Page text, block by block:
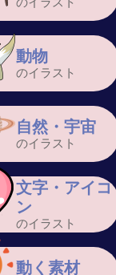
動物
のイラスト
自然・宇宙
のイラスト
文字・アイコ
ン
のイラスト
動く素材